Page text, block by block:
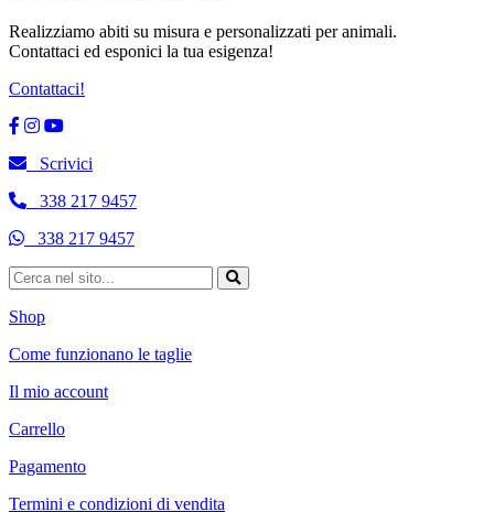
Realizziamo abiti su misura e personalizzati per animali.
Contattaci ed esponici la tua esigenza!
Contattaci!
Scrivici
338 217 9457
338 217 9457
Shop
Come funzionano le taglie
Il mio account
Carrello
Pagamento
Termini e condizioni di vendita